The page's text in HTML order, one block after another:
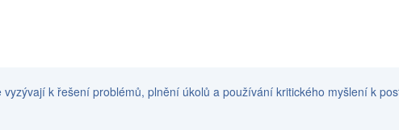
k řešení problémů, plnění úkolů a používání kritického myšlení k